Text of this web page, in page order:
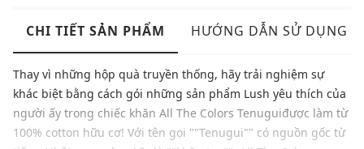
CHI TIẾT SẢN PHẨM HƯỚNG DẪN SỬ DỤNG
Thay vì những hộp quà truyền thống, hãy trải nghiệm sự
khác biệt bằng cách gói những sản phẩm Lush yêu thích của
người ấy trong chiếc khăn All The Colors Tenuguiđược làm từ
100% cotton hữu cơ! Với tên gọi ""Tenugui"" có nguồn gốc từ